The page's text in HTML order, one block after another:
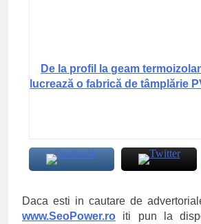
De la profil la geam
lucrează o fabrică de tâmplărie
Daca esti in cautare de
www.SeoPower.ro iti pun la